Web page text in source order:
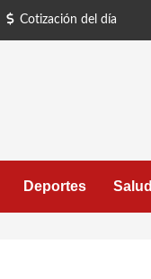
Cotización del día
Deportes Salud